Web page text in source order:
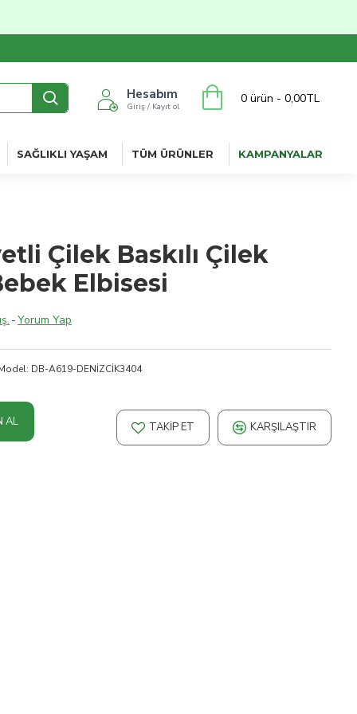
Hesabım
Giriş / Kayıt ol
0 ürün - 0,00TL
SAĞLIKLI YAŞAM TÜM ÜRÜNLER KAMPANYALAR
Çilek Baskılı Çilek
Elbisesi
-Yorum Yap
DB-A619-DENİZCİK3404
AL TAKIP ET KARŞILAŞTIR